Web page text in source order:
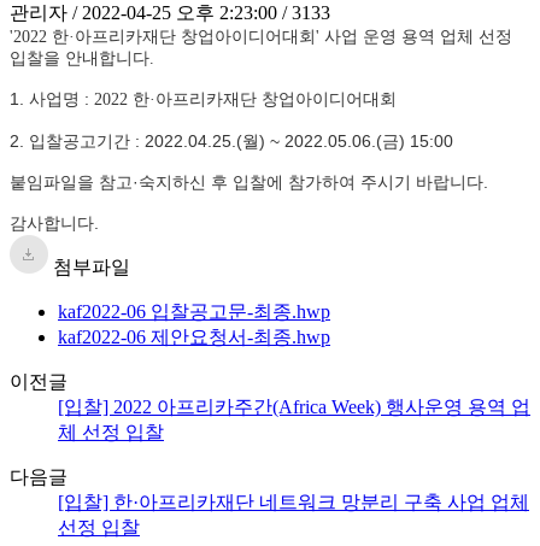
관리자 / 2022-04-25 오후 2:23:00 / 3133
'2022 한·아프리카재단 창업아이디어대회' 사업 운영 용역 업체 선정
입찰을 안내합니다.
1. 사업명 : 2022 한·아프리카재단 창업아이디어대회
2. 입찰공고기간 : 2022.04.25.(월) ~ 2022.05.06.(금) 15:00
붙임파일을 참고·숙지하신 후 입찰에 참가하여 주시기 바랍니다.
감사합니다.
첨부파일
kaf2022-06 입찰공고문-최종.hwp
kaf2022-06 제안요청서-최종.hwp
이전글
[입찰] 2022 아프리카주간(Africa Week) 행사운영 용역 업
체 선정 입찰
다음글
[입찰] 한·아프리카재단 네트워크 망분리 구축 사업 업체
선정 입찰